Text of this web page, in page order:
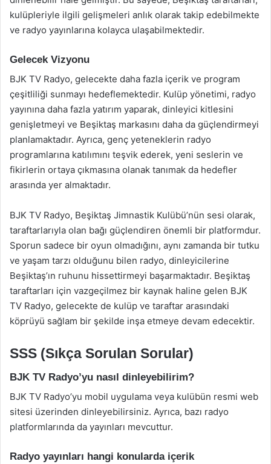
kulüpleriyle ilgili gelişmeleri anlık olarak takip edebilmekte
ve radyo yayınlarına kolayca ulaşabilmektedir.
Gelecek Vizyonu
BJK TV Radyo, gelecekte daha fazla içerik ve program
çeşitliliği sunmayı hedeflemektedir. Kulüp yönetimi, radyo
yayınına daha fazla yatırım yaparak, dinleyici kitlesini
genişletmeyi ve Beşiktaş markasını daha da güçlendirmeyi
planlamaktadır. Ayrıca, genç yeteneklerin radyo
programlarına katılımını teşvik ederek, yeni seslerin ve
fikirlerin ortaya çıkmasına olanak tanımak da hedefler
arasında yer almaktadır.
BJK TV Radyo, Beşiktaş Jimnastik Kulübü’nün sesi olarak,
taraftarlarıyla olan bağı güçlendiren önemli bir platformdur.
Sporun sadece bir oyun olmadığını, aynı zamanda bir tutku
ve yaşam tarzı olduğunu bilen radyo, dinleyicilerine
Beşiktaş’ın ruhunu hissettirmeyi başarmaktadır. Beşiktaş
taraftarları için vazgeçilmez bir kaynak haline gelen BJK
TV Radyo, gelecekte de kulüp ve taraftar arasındaki
köprüyü sağlam bir şekilde inşa etmeye devam edecektir.
SSS (Sıkça Sorulan Sorular)
BJK TV Radyo’yu nasıl dinleyebilirim?
BJK TV Radyo’yu mobil uygulama veya kulübün resmi web
sitesi üzerinden dinleyebilirsiniz. Ayrıca, bazı radyo
platformlarında da yayınları mevcuttur.
Radyo yayınları hangi konularda içerik